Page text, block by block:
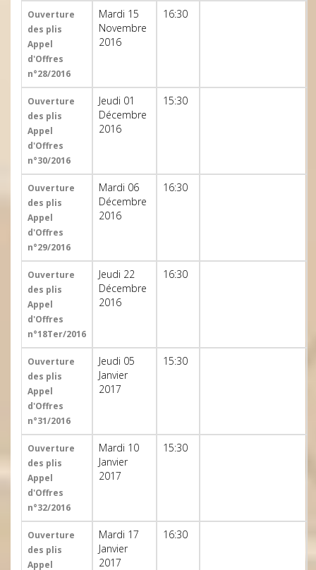
Ouverture
des plis
Appel
d'Offres
n°28/2016
Mardi 15
Novembre
2016
16:30
Ouverture
des plis
Appel
d'Offres
n°30/2016
Jeudi 01
Décembre
2016
15:30
Ouverture
des plis
Appel
d'Offres
n°29/2016
Mardi 06
Décembre
2016
16:30
Ouverture
des plis
Appel
d'Offres
n°18Ter/2016
Jeudi 22
Décembre
2016
16:30
Ouverture
des plis
Appel
d'Offres
n°31/2016
Jeudi 05
Janvier
2017
15:30
Ouverture
des plis
Appel
d'Offres
n°32/2016
Mardi 10
Janvier
2017
15:30
Ouverture
des plis
Appel
Mardi 17
Janvier
2017
16:30